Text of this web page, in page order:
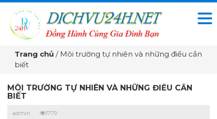
Trang chủ / Môi trường tự nhiên và những điều cần
biết
MÔI TRƯỜNG TỰ NHIÊN VÀ NHỮNG ĐIỀU CẦN
BIẾT
admin 1779